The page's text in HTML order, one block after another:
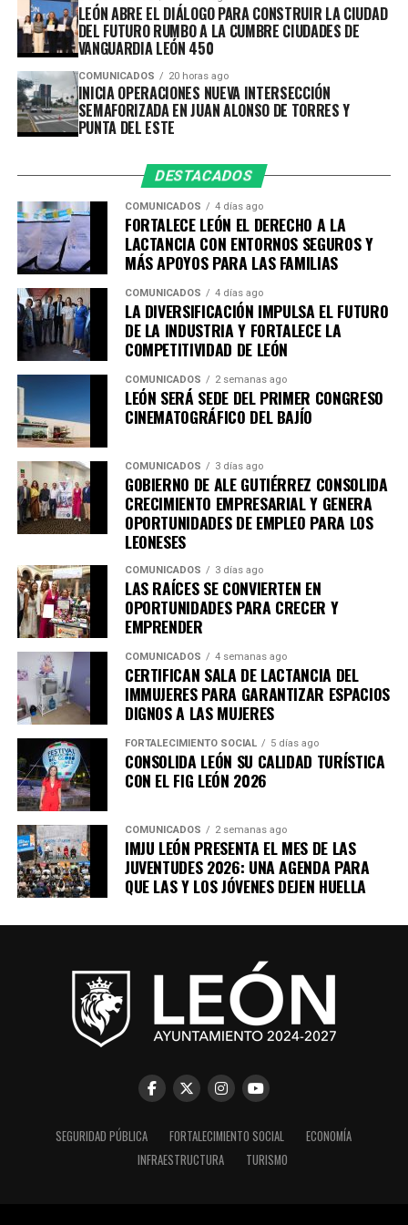
Los trabajos se desarrollarán en torno a seis ejes
estratégicos:
Movilidad Inteligente y Sostenible- 17 de agosto.
Desarrollo Social, Equidad e Inclusión- 4 de septiembre.
Ciudad sustentable y Resiliente- 11 de septiembre.
Desarrollo Económico- 14 de septiembre.
Educación y Cultura- 30 de septiembre.
Las sesiones tendrán como sedes instituciones
académicas y organismos empresariales de la ciudad,
entre ellos la Academia Metropolitana de Seguridad
Pública, CANACO Servytur León, Universidad
Iberoamericana León, Universidad La Salle Bajío,
CANACINTRA León y el Tecnológico de Monterrey
Campus León, fortaleciendo el trabajo colaborativo
entre gobierno, academia, iniciativa privada y sociedad.
Municipal de Planeación de León refrendan su
compromiso con la participación ciudadana y la
planeación estratégica como herramientas
fundamentales para construir una ciudad más
competitiva, sostenible, incluyente y preparada para los
retos de las próximas décadas.
seguridad vial en beneficio de todas y todos.
LEÓN ABRE EL DIÁLOGO PARA CONSTRUIR LA CIUDAD
DEL FUTURO RUMBO A LA CUMBRE CIUDADES DE
VANGUARDIA LEÓN 450
COMUNICADOS 20 horas ago
INICIA OPERACIONES NUEVA INTERSECCIÓN
SEMAFORIZADA EN JUAN ALONSO DE TORRES Y
PUNTA DEL ESTE
DESTACADOS
COMUNICADOS 4 días ago
FORTALECE LEÓN EL DERECHO A LA
LACTANCIA CON ENTORNOS SEGUROS Y
MÁS APOYOS PARA LAS FAMILIAS
COMUNICADOS 4 días ago
LA DIVERSIFICACIÓN IMPULSA EL FUTURO
DE LA INDUSTRIA Y FORTALECE LA
COMPETITIVIDAD DE LEÓN
COMUNICADOS 2 semanas ago
LEÓN SERÁ SEDE DEL PRIMER CONGRESO
CINEMATOGRÁFICO DEL BAJÍO
COMUNICADOS 3 días ago
GOBIERNO DE ALE GUTIÉRREZ CONSOLIDA
CRECIMIENTO EMPRESARIAL Y GENERA
OPORTUNIDADES DE EMPLEO PARA LOS
LEONESES
COMUNICADOS 3 días ago
LAS RAÍCES SE CONVIERTEN EN
OPORTUNIDADES PARA CRECER Y
EMPRENDER
COMUNICADOS 4 semanas ago
CERTIFICAN SALA DE LACTANCIA DEL
IMMUJERES PARA GARANTIZAR ESPACIOS
DIGNOS A LAS MUJERES
FORTALECIMIENTO SOCIAL 5 días ago
CONSOLIDA LEÓN SU CALIDAD TURÍSTICA
CON EL FIG LEÓN 2026
COMUNICADOS 2 semanas ago
IMJU LEÓN PRESENTA EL MES DE LAS
JUVENTUDES 2026: UNA AGENDA PARA
QUE LAS Y LOS JÓVENES DEJEN HUELLA
SEGURIDAD PÚBLICA FORTALECIMIENTO SOCIAL
ECONOMÍA
INFRAESTRUCTURA
TURISMO